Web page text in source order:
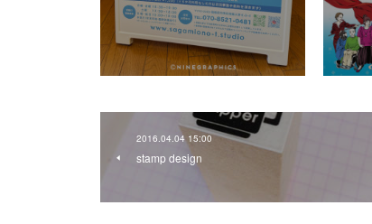
2016.04.04 15:00
stamp design